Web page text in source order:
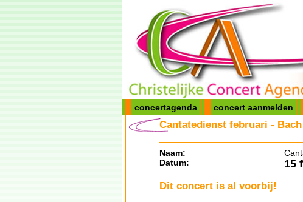
concertagenda concert aanmelden
Cantatedienst februari -
Naam:
Datum:
15
Dit concert is al voorbij!